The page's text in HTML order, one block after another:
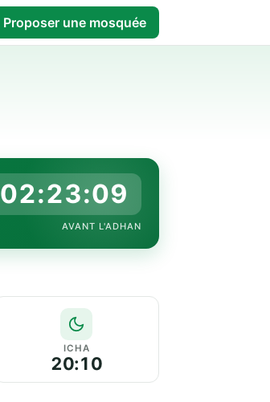
Proposer une mosquée
02:23:08
AVANT L'ADHAN
ICHA
20:10